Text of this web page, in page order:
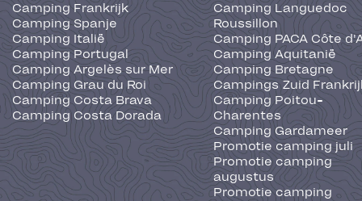
Camping Frankrijk
Camping Spanje
Camping Italië
Camping Portugal
Camping Argelès sur Mer
Camping Grau du Roi
Camping Costa Brava
Camping Costa Dorada
Camping Languedoc
Roussillon
Camping PACA Côte
Camping Aquitanië
Camping Bretagne
Campings Zuid
Camping Poitou-
Charentes
Camping Gardameer
Promotie camping juli
Promotie camping
augustus
Promotie camping